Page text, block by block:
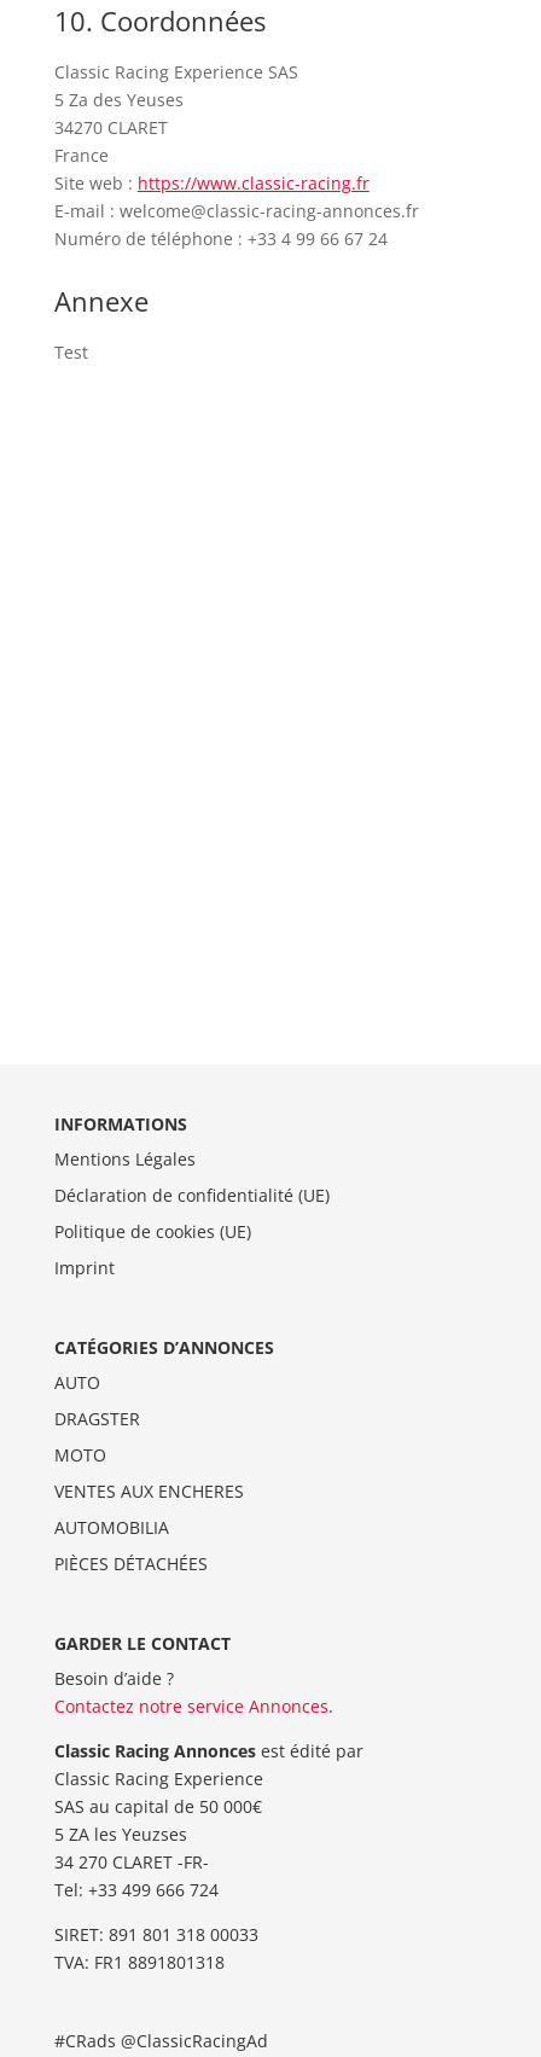
10. Coordonnées
Classic Racing Experience SAS
5 Za des Yeuses
34270 CLARET
France
Site web : https://www.classic-racing.fr
E-mail : welcome@classic-racing-annonces.fr
Numéro de téléphone : ‭+33 4 99 66 67 24‬
Annexe
Test
INFORMATIONS
Mentions Légales
Déclaration de confidentialité (UE)
Politique de cookies (UE)
Imprint
CATÉGORIES D’ANNONCES
AUTO
DRAGSTER
MOTO
VENTES AUX ENCHERES
AUTOMOBILIA
PIÈCES DÉTACHÉES
GARDER LE CONTACT
Besoin d’aide ?
Contactez notre service Annonces.
Classic Racing Annoncesest édité par
Classic Racing Experience
SAS au capital de 50 000€
5 ZA les Yeuzses
34 270 CLARET -FR-
Tel: ‭+33 499 666 724‬
SIRET: 891 801 318 00033
TVA: FR1 8891801318
#CRads @ClassicRacingAd